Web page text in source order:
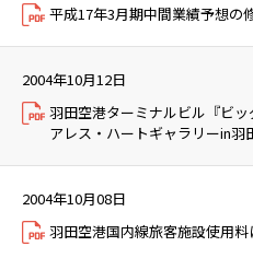
平成17年3月期中間業績予想の
2004年10月12日
羽田空港ターミナルビル『ビ
アレス・ハートギャラリーin羽
2004年10月08日
羽田空港国内線旅客施設使用料